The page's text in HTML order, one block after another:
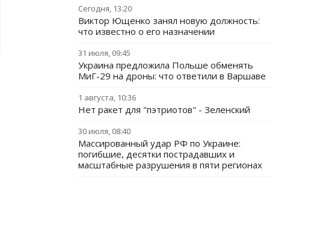
Сегодня, 13:20
Виктор Ющенко занял новую должность:
что известно о его назначении
31 июля, 09:45
Украина предложила Польше обменять
МиГ-29 на дроны: что ответили в Варшаве
1 августа, 10:36
Нет ракет для "пэтриотов" - Зеленский
30 июля, 08:40
Массированный удар РФ по Украине:
погибшие, десятки пострадавших и
масштабные разрушения в пяти регионах